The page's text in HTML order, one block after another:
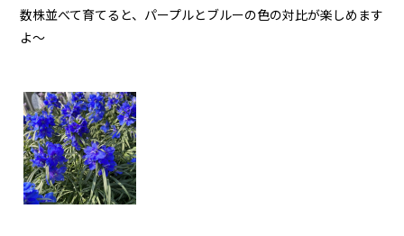
数株並べて育てると、パープルとブルーの色の対比が楽しめます
よ～